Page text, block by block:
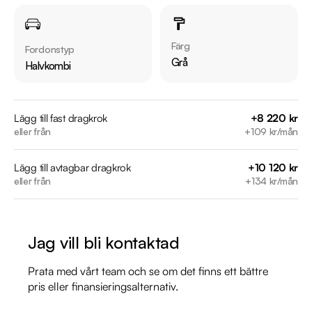
Övrig information om bilen:
Årsskatt: Endast 712 kr
Vid blandad körning är förbrukning endast 0.56 l/mil
Möjlighet till 12-60 månaders garanti
Servicehistorik:
2019-09-18 - 834 mil
2020-09-08 - 1888 mil
2021-09-01 - 2930 mil
2024-08-08 - 4644 mil
2026-05-11 - 5126 mil
Fordonstyp
Halvkombi
Färg
Grå
Lägg till fast dragkrok
eller från
+8 220 kr
+109 kr/mån
Lägg till avtagbar dragkrok
eller från
+10 120 kr
+134 kr/mån
Jag vill bli kontaktad
Prata med vårt team och se om det finns ett bättre
pris eller finansieringsalternativ.